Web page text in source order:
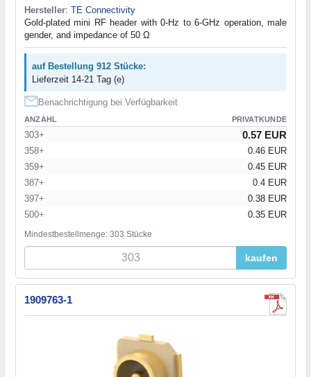
Hersteller: TE Connectivity
Gold-plated mini RF header with 0-Hz to 6-GHz operation, male
gender, and impedance of 50 Ω
auf Bestellung 912 Stücke:
Lieferzeit 14-21 Tag (e)
Benachrichtigung bei Verfügbarkeit
ANZAHL PRIVATKUNDE
303+ 0.57 EUR
358+
0.46 EUR
359+
0.45 EUR
387+
0.4 EUR
397+
0.38 EUR
500+
0.35 EUR
Mindestbestellmenge: 303 Stücke
kaufen
1909763-1